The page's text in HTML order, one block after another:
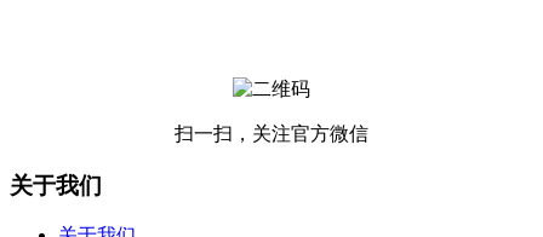
扫一扫，关注官方微信
关于我们